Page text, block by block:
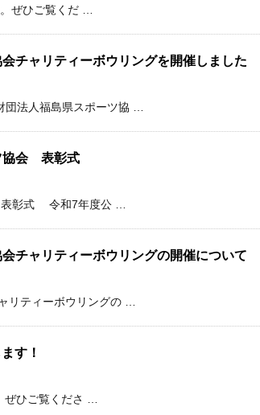
ぜひご覧くだ …
チャリティーボウリングを開催しました
団法人福島県スポーツ協 …
協会 表彰式
表彰式 令和7年度公 …
チャリティーボウリングの開催について
リティーボウリングの …
す！
ぜひご覧くださ …